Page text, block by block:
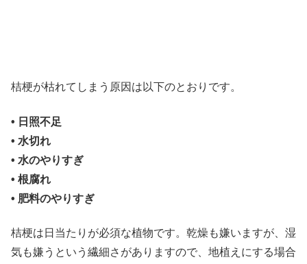
桔梗が枯れてしまう原因は以下のとおりです。
• 日照不足
• 水切れ
• 水のやりすぎ
• 根腐れ
• 肥料のやりすぎ
桔梗は日当たりが必須な植物です。乾燥も嫌いますが、湿
気も嫌うという繊細さがありますので、地植えにする場合